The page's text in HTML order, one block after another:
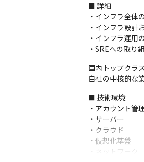
■ 詳細
・インフラ全体
・インフラ設計
・インフラ運用
・SREへの取り
国内トップクラ
自社の中核的な
■ 技術環境
・アカウント
・サーバー　　
・クラウド　　
・仮想化基盤　
・ネットワー